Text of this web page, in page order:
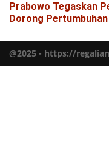
Prabowo Tegaskan
Dorong
@2025 - https://